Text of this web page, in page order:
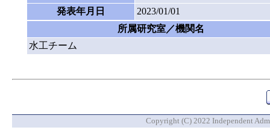
発表年月日
2023/01/01
所属研究室／機関名
水工チーム
Copyright (C) 2022 Independent